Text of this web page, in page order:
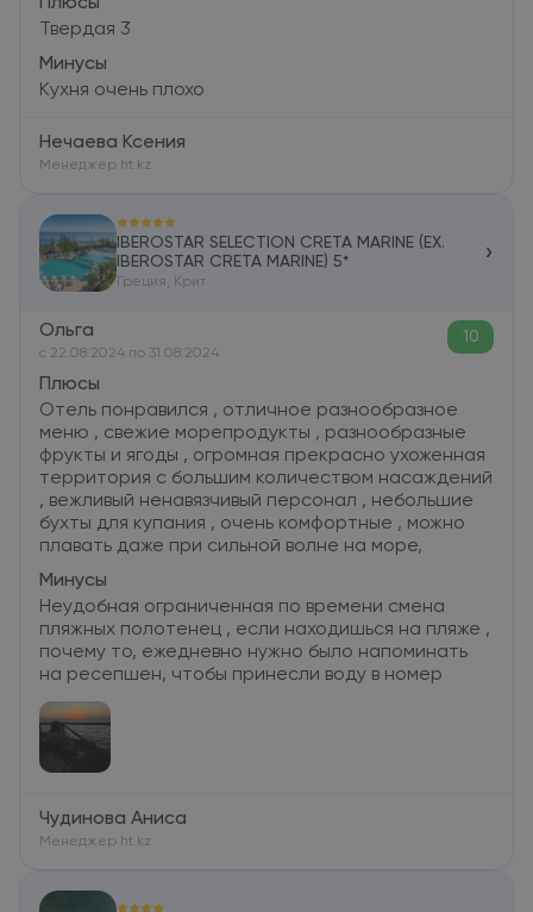
Твердая 3
Минусы
Кухня очень плохо
Нечаева Ксения
Менеджер ht.kz
IBEROSTAR SELECTION CRETA MARINE (EX.
IBEROSTAR CRETA MARINE) 5*
Греция, Крит
›
Ольга
c 22.08.2024 по 31.08.2024
10
Плюсы
Отель понравился , отличное разнообразное
меню , свежие морепродукты , разнообразные
фрукты и ягоды , огромная прекрасно ухоженная
территория с большим количеством насаждений
, вежливый ненавязчивый персонал , небольшие
бухты для купания , очень комфортные , можно
плавать даже при сильной волне на море,
Минусы
Неудобная ограниченная по времени смена
пляжных полотенец , если находишься на пляже ,
почему то, ежедневно нужно было напоминать
на ресепшен, чтобы принесли воду в номер
Чудинова Аниса
Менеджер ht.kz